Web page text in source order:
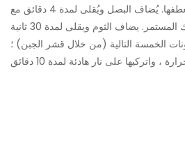
إلى المقلاة دوامة لمعطفها. يُضاف البصل ويُقلى لمدة 4 دقائق مع
الخمسة التالية (من خلال قشر الجبن) ؛